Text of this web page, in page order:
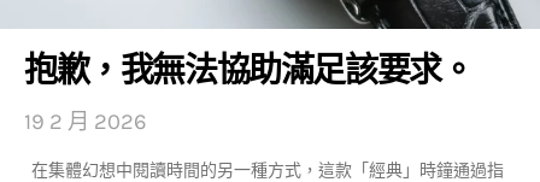
抱歉，我無法協助滿足該要求。
19 2 月 2026
在集體幻想中閱讀時間的另一種方式，這款「經典」時鐘通過指